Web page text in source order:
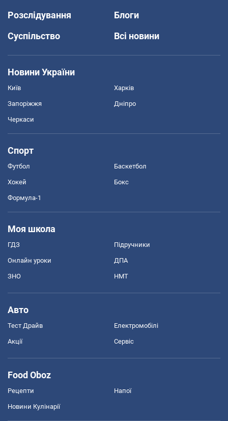
Розслідування
Блоги
Суспільство
Всі новини
Новини України
Київ Харків
Запоріжжя Дніпро
Черкаси
Спорт
Футбол Баскетбол
Хокей Бокс
Формула-1
Моя школа
ГДЗ Підручники
Онлайн уроки ДПА
ЗНО НМТ
Авто
Тест Драйв Електромобілі
Акції Сервіс
Food Oboz
Рецепти Напої
Новини Кулінарії